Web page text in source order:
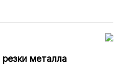
металла